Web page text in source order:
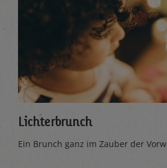
Lichterbrunch
Ein Brunch ganz im Zauber der